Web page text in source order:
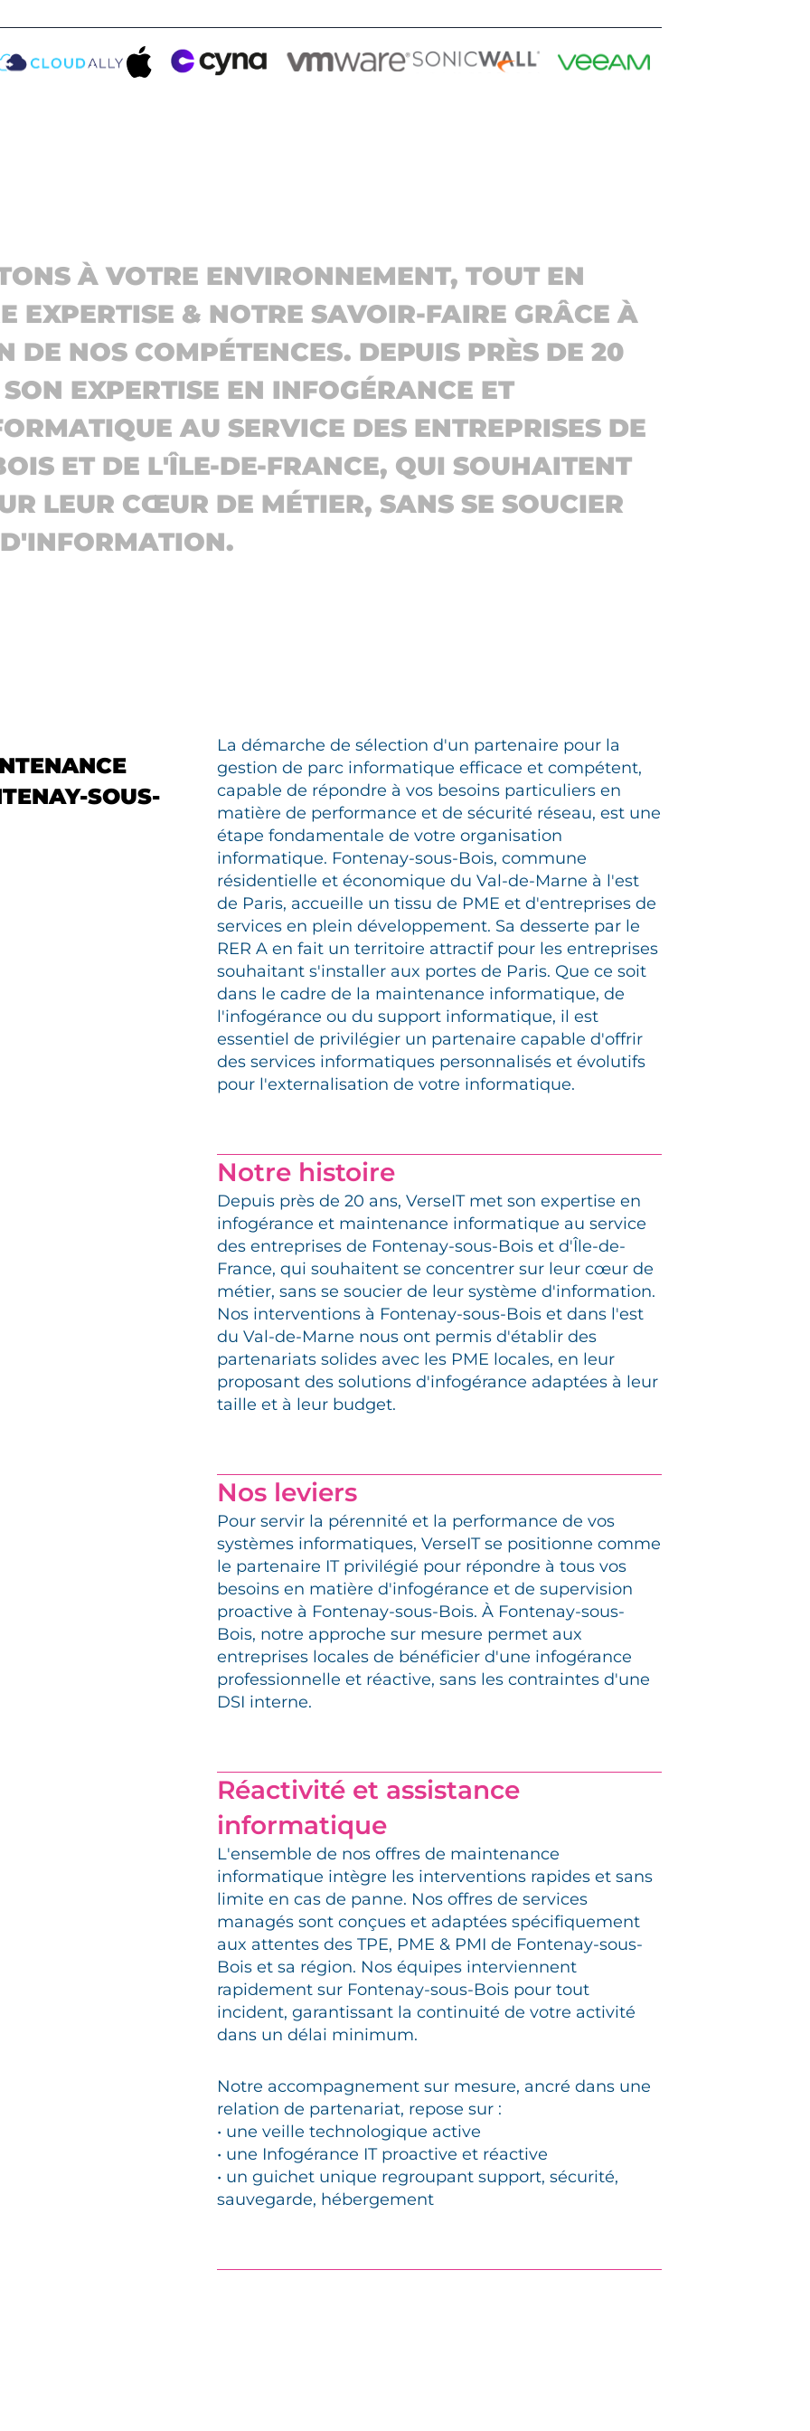
À VOTRE ENVIRONNEMENT, TOUT EN
EXPERTISE & NOTRE SAVOIR-FAIRE GRÂCE À
DE NOS COMPÉTENCES. DEPUIS PRÈS DE 20
EXPERTISE EN INFOGÉRANCE ET
AU SERVICE DES ENTREPRISES DE
ET DE L'ÎLE-DE-FRANCE, QUI SOUHAITENT
LEUR CŒUR DE MÉTIER, SANS SE SOUCIER
SOUS-
La démarche de sélection d'un partenaire pour la
gestion de parc informatique efficace et compétent,
capable de répondre à vos besoins particuliers en
matière de performance et de sécurité réseau, est une
étape fondamentale de votre organisation
informatique. Fontenay-sous-Bois, commune
résidentielle et économique du Val-de-Marne à l'est
de Paris, accueille un tissu de PME et d'entreprises de
services en plein développement. Sa desserte par le
RER A en fait un territoire attractif pour les entreprises
souhaitant s'installer aux portes de Paris. Que ce soit
dans le cadre de la maintenance informatique, de
l'infogérance ou du support informatique, il est
essentiel de privilégier un partenaire capable d'offrir
des services informatiques personnalisés et évolutifs
pour l'externalisation de votre informatique.
Notre histoire
Depuis près de 20 ans, VerseIT met son expertise en
infogérance et maintenance informatique au service
des entreprises de Fontenay-sous-Bois et d'Île-de-
France, qui souhaitent se concentrer sur leur cœur de
métier, sans se soucier de leur système d'information.
Nos interventions à Fontenay-sous-Bois et dans l'est
du Val-de-Marne nous ont permis d'établir des
partenariats solides avec les PME locales, en leur
proposant des solutions d'infogérance adaptées à leur
taille et à leur budget.
Nos leviers
Pour servir la pérennité et la performance de vos
systèmes informatiques, VerseIT se positionne comme
le partenaire IT privilégié pour répondre à tous vos
besoins en matière d'infogérance et de supervision
proactive à Fontenay-sous-Bois. À Fontenay-sous-
Bois, notre approche sur mesure permet aux
entreprises locales de bénéficier d'une infogérance
professionnelle et réactive, sans les contraintes d'une
DSI interne.
Réactivité et assistance
informatique
L'ensemble de nos offres de maintenance
informatique intègre les interventions rapides et sans
limite en cas de panne. Nos offres de services
managés sont conçues et adaptées spécifiquement
aux attentes des TPE, PME & PMI de Fontenay-sous-
Bois et sa région. Nos équipes interviennent
rapidement sur Fontenay-sous-Bois pour tout
incident, garantissant la continuité de votre activité
dans un délai minimum.
Notre accompagnement sur mesure, ancré dans une
relation de partenariat, repose sur :
• une veille technologique active
• une Infogérance IT proactive et réactive
• un guichet unique regroupant support, sécurité,
sauvegarde, hébergement